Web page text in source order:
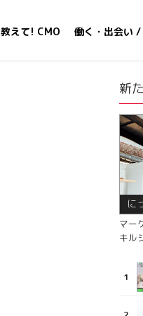
教えて! CMO 働く・出会い /
新
に
マー
キル